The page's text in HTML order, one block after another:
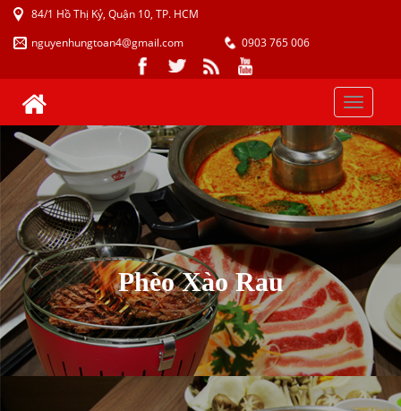
84/1 Hồ Thị Kỷ, Quận 10, TP. HCM
nguyenhungtoan4@gmail.com
0903 765 006
Toggle
Phèo Xào Rau